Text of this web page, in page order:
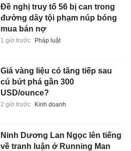
Đề nghị truy tố 56 bị can trong
đường dây tội phạm núp bóng
mua bán nợ
1 giờ trước Pháp luật
Giá vàng liệu có tăng tiếp sau
cú bứt phá gần 300
USD/ounce?
2 giờ trước Kinh doanh
Ninh Dương Lan Ngọc lên tiếng
về tranh luận ở Running Man